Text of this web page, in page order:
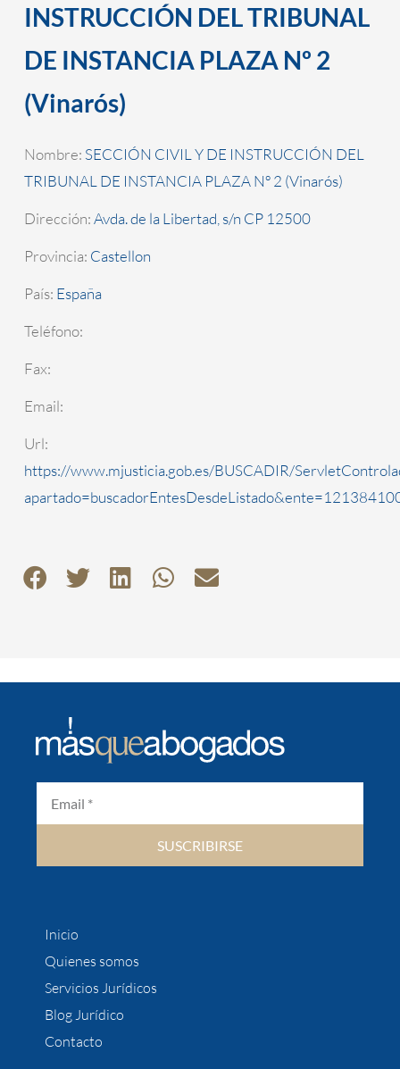
INSTRUCCIÓN DEL TRIBUNAL
DE INSTANCIA PLAZA Nº 2
(Vinarós)
Nombre: SECCIÓN CIVIL Y DE INSTRUCCIÓN DEL
TRIBUNAL DE INSTANCIA PLAZA Nº 2 (Vinarós)
Dirección:Avda. de la Libertad, s/n CP 12500
Provincia: Castellon
País: España
Teléfono:
Fax:
Email:
Url:
https://www.mjusticia.gob.es/BUSCADIR/
SUSCRIBIRSE
Inicio
Quienes somos
Servicios Jurídicos
Blog Jurídico
Contacto